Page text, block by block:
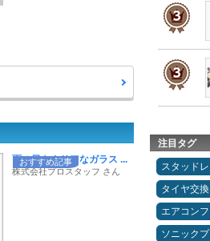
おすすめ記事
雨の日もクリアなガラス ...
株式会社プロスタッフ さん
注目タグ
スタッド
タイヤ交換
エアコン
ソニック